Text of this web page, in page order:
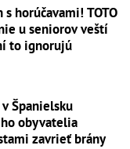
horúčavami! TOTO
u seniorov veští
to ignorujú
Španielsku
obyvatelia
zavrieť brány